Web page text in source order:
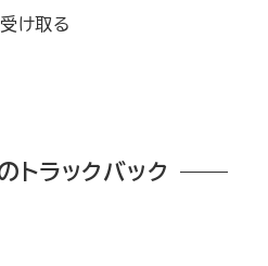
け取る
トラックバック